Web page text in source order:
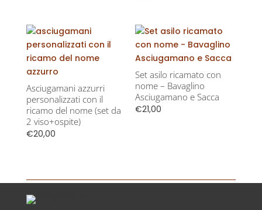
Asciugamani azzurri
personalizzati con il
ricamo del nome (set da
2 viso+ospite)
€20,00
Set asilo ricamato con
nome – Bavaglino
Asciugamano e Sacca
€21,00